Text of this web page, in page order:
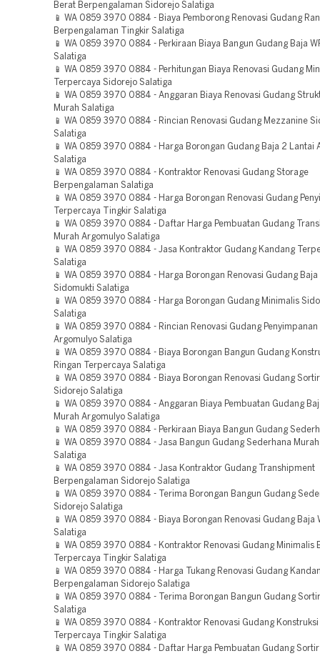
Berat Berpengalaman Sidorejo Salatiga
📱 WA 0859 3970 0884 - Biaya Pemborong Renovasi Gudang
Berpengalaman Tingkir Salatiga
📱 WA 0859 3970 0884 - Perkiraan Biaya Bangun Gudang Baja
Salatiga
📱 WA 0859 3970 0884 - Perhitungan Biaya Renovasi Gudang
Terpercaya Sidorejo Salatiga
📱 WA 0859 3970 0884 - Anggaran Biaya Renovasi Gudang
Murah Salatiga
📱 WA 0859 3970 0884 - Rincian Renovasi Gudang Mezzanine
Salatiga
📱 WA 0859 3970 0884 - Harga Borongan Gudang Baja 2 Lantai
Salatiga
📱 WA 0859 3970 0884 - Kontraktor Renovasi Gudang Storage
Berpengalaman Salatiga
📱 WA 0859 3970 0884 - Harga Borongan Renovasi Gudang
Terpercaya Tingkir Salatiga
📱 WA 0859 3970 0884 - Daftar Harga Pembuatan Gudang
Murah Argomulyo Salatiga
📱 WA 0859 3970 0884 - Jasa Kontraktor Gudang Kandang
Salatiga
📱 WA 0859 3970 0884 - Harga Borongan Renovasi Gudang Baja
Sidomukti Salatiga
📱 WA 0859 3970 0884 - Harga Borongan Gudang Minimalis
Salatiga
📱 WA 0859 3970 0884 - Rincian Renovasi Gudang
Argomulyo Salatiga
📱 WA 0859 3970 0884 - Biaya Borongan Bangun Gudang
Ringan Terpercaya Salatiga
📱 WA 0859 3970 0884 - Biaya Borongan Renovasi Gudang
Sidorejo Salatiga
📱 WA 0859 3970 0884 - Anggaran Biaya Pembuatan Gudang
Murah Argomulyo Salatiga
📱 WA 0859 3970 0884 - Perkiraan Biaya Bangun Gudang
📱 WA 0859 3970 0884 - Jasa Bangun Gudang Sederhana
Salatiga
📱 WA 0859 3970 0884 - Jasa Kontraktor Gudang Transhipment
Berpengalaman Sidorejo Salatiga
📱 WA 0859 3970 0884 - Terima Borongan Bangun Gudang
Sidorejo Salatiga
📱 WA 0859 3970 0884 - Biaya Borongan Renovasi Gudang Baja
Salatiga
📱 WA 0859 3970 0884 - Kontraktor Renovasi Gudang Minimalis
Terpercaya Tingkir Salatiga
📱 WA 0859 3970 0884 - Harga Tukang Renovasi Gudang
Berpengalaman Sidorejo Salatiga
📱 WA 0859 3970 0884 - Terima Borongan Bangun Gudang
Salatiga
📱 WA 0859 3970 0884 - Kontraktor Renovasi Gudang Konstruksi
Terpercaya Tingkir Salatiga
📱 WA 0859 3970 0884 - Daftar Harga Pembuatan Gudang